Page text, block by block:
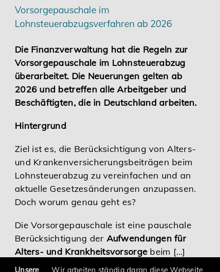
Karriere
Services
Vorsorgepauschale im
Lohnsteuerabzugsverfahren ab 2026
Die Finanzverwaltung hat die Regeln zur
Vorsorgepauschale im Lohnsteuerabzug
überarbeitet. Die Neuerungen gelten ab
2026 und betreffen alle Arbeitgeber und
Beschäftigten, die in Deutschland arbeiten.
Hintergrund
Ziel ist es, die Berücksichtigung von Alters-
und Krankenversicherungsbeiträgen beim
Lohnsteuerabzug zu vereinfachen und an
aktuelle Gesetzesänderungen anzupassen.
Doch worum genau geht es?
Die Vorsorgepauschale ist eine pauschale
Berücksichtigung der Aufwendungen für
Alters- und Krankheitsvorsorge beim […]
Unsere Wir arbeiten ständig daran diese Webseite